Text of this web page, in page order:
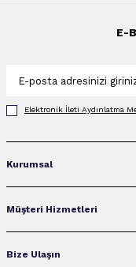
E-
Elektronik İleti Aydınlatma
Kurumsal
Müşteri Hizmetleri
Bize Ulaşın